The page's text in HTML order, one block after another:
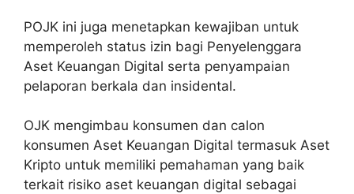
POJK ini juga menetapkan kewajiban untuk
memperoleh status izin bagi Penyelenggara
Aset Keuangan Digital serta penyampaian
pelaporan berkala dan insidental.
OJK mengimbau konsumen dan calon
konsumen Aset Keuangan Digital termasuk Aset
Kripto untuk memiliki pemahaman yang baik
terkait risiko aset keuangan digital sebagai